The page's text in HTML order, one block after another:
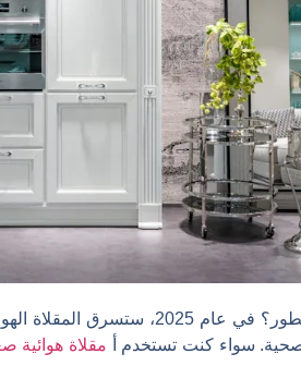
هل لاحظت كيف تستمر اتجاهات الطبخ
سواء كنت تستخدم أ مقلاة هوائية